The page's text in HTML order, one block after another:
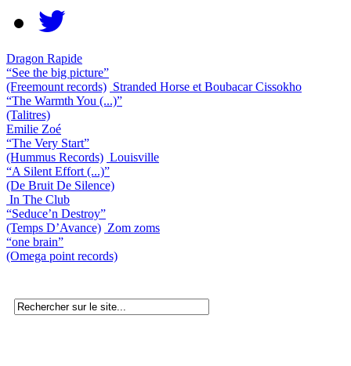
Dragon Rapide
“See the big picture”
(Freemount records) Stranded Horse et Boubacar Cissokho
“The Warmth You (...)”
(Talitres)
Emilie Zoé
“The Very Start”
(Hummus Records) Louisville
“A Silent Effort (...)”
(De Bruit De Silence)
In The Club
“Seduce’n Destroy”
(Temps D’Avance) Zom zoms
“one brain”
(Omega point records)